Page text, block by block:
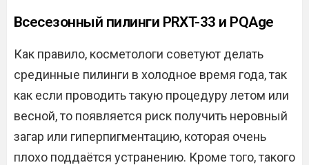
Всесезонный пилинги PRXT-33 и PQAge
Как правило, косметологи советуют делать
срединные пилинги в холодное время года, так
как если проводить такую процедуру летом или
весной, то появляется риск получить неровный
загар или гиперпигментацию, которая очень
плохо поддаётся устранению. Кроме того, такого